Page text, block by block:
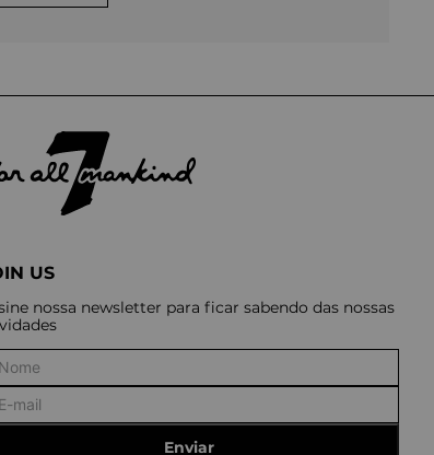
US
nossa newsletter para ficar sabendo das nossas
Enviar